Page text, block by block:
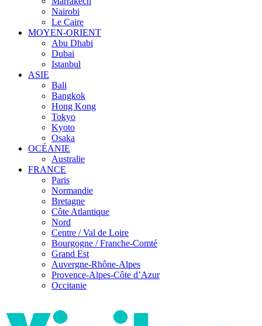
Nairobi
Le Caire
MOYEN-ORIENT
Abu Dhabi
Dubai
Istanbul
ASIE
Bali
Bangkok
Hong Kong
Tokyo
Kyoto
Osaka
OCÉANIE
Australie
FRANCE
Paris
Normandie
Bretagne
Côte Atlantique
Nord
Centre / Val de Loire
Bourgogne / Franche-Comté
Grand Est
Auvergne-Rhône-Alpes
Provence-Alpes-Côte d’Azur
Occitanie